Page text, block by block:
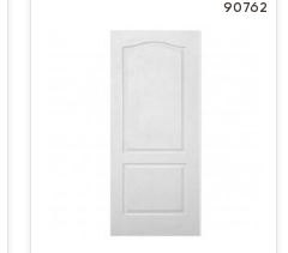
90762